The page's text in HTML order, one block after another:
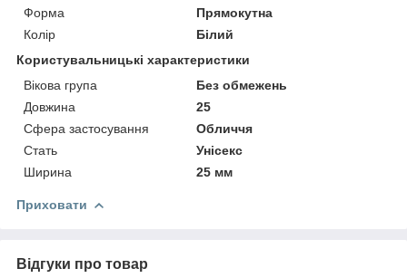
Форма
Прямокутна
Колір
Білий
Користувальницькі характеристики
Вікова група
Без обмежень
Довжина
25
Сфера застосування
Обличчя
Стать
Унісекс
Ширина
25 мм
Приховати
Відгуки про товар